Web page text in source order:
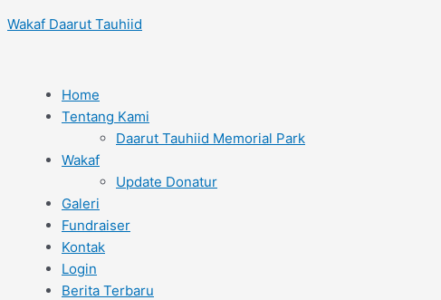
ke
Wakaf Daarut Tauhiid
Home
Tentang Kami
Daarut Tauhiid Memorial Park
Wakaf
Update Donatur
Galeri
Fundraiser
Kontak
Login
Berita Terbaru
navigation
Web